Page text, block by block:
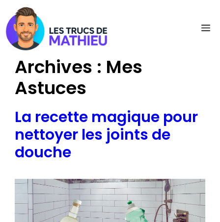
Aller
au
contenu
Archives : Mes
Astuces
La recette magique pour
nettoyer les joints de
douche